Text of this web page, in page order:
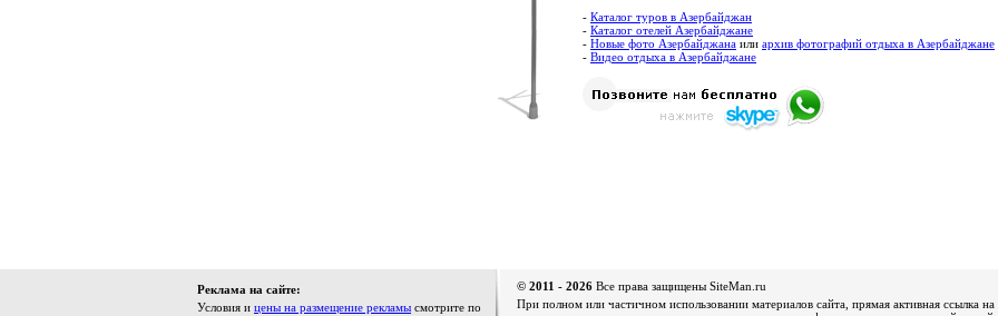
- Каталог туров в Азербайджан
- Каталог отелей Азербайджане
- Новые фото Азербайджана или архив фотографий отдыха в Азербайджане
- Видео отдыха в Азербайджане
Реклама на сайте:
Условия и цены на размещение рекламы смотрите по
© 2011 - 2026 Все права защищены SiteMan.ru
При полном или частичном использовании материалов сайта, прямая активная ссылка